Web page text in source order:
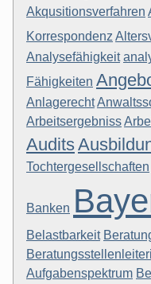
Akqusitionsverfahren
Korrespondenz
Analysefähigkeit
Fähigkeiten
Anlagerecht
Arbeitsergebniss
Audits
Tochtergesellschaften
Banken
Belastbarkeit
Aufgabenspektrum